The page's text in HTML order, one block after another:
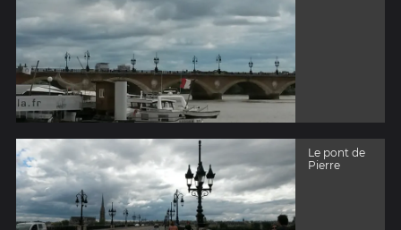
Le pont de
Pierre